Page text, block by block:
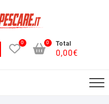
0 Total
0,00€
0